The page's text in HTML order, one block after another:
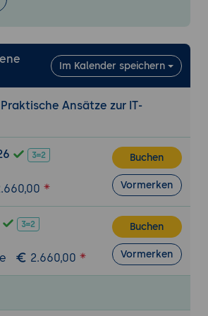
Implementierung von
Webanwendung
einer sicheren
für eine
Erstellung eines
eines umfassenden
für ein fiktives
unter Berücksichtigung der
und Techniken.
und
Im Kalender speichern
Ansätze zur IT-
Buchen
Vormerken
2.660,00
Buchen
Vormerken